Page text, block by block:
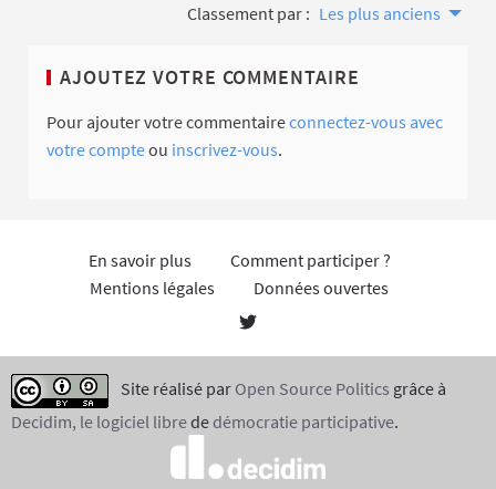
Classement par : Les plus anciens
AJOUTEZ VOTRE COMMENTAIRE
Pour ajouter votre commentaireconnectez-vous avec
votre compteou inscrivez-vous.
En savoir plus
Comment participer ?
Mentions légales
Données ouvertes
Site réalisé par Open Source Politics grâce à
Decidim, le logiciel librededémocratie participative.